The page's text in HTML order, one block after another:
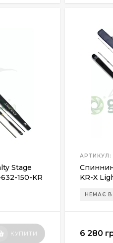
Stage
150-KR
КУПИТИ
АРТИКУЛ:
KR-X
НЕМАЄ
6 280